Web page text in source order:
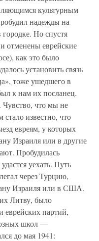
культурным
надежды на
Но спустя
отменены еврейские
как это было
установить связь
тоже ушедшего в
к нам их посланец.
Чувство, что мы не
известно, что
евреям, у которых
Израиля или в другие
Пробудилась
уехать. Путь
через Турцию,
Израиля или в США.
Литву, было
партий,
школ —
до мая 1941: